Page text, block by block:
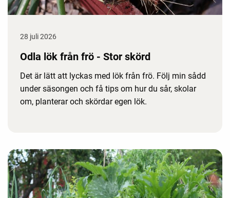
28 juli 2026
Odla lök från frö - Stor skörd
Det är lätt att lyckas med lök från frö. Följ min sådd
under säsongen och få tips om hur du sår, skolar
om, planterar och skördar egen lök.